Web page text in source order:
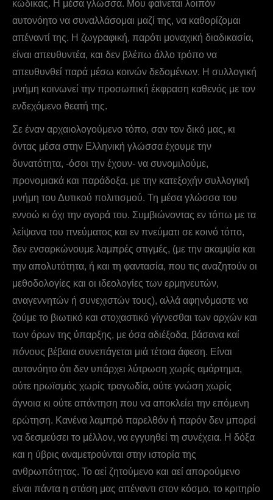
κώδικας. Η μέσα γλώσσα. Μου φαίνεται λοιπόν
αυτονόητο να συναλλάσομαι μαζί της, να καθορίζομαι
απέναντί της. H ζωγραφική, παρότι μοναχική διαδικασία,
είναι απευθυντέα, και δεν βλέπω άλλο τρόπο να
απευθυνθεί παρά μέσω κοινών δεδομένων. Η συλλογική
μνήμη κοινωνεί την προσωπική έκφραση καθενός με τον
ενδεχόμενο θεατή της.
Σε έναν αρχαιολογούμενο τόπο, σαν τον δικό μας, κι
όντας μέσα στην Eλληνική γλώσσα έχουμε την
δυνατότητα, -όσοι την έχουν- να συνομιλούμε,
προνομιακά και παράδοξα, με την κατεξοχήν συλλογική
μνήμη του Δυτικού πολιτισμού. Τη μέσα γλώσσα του
εννοώ κι όχι την αγορά του. Συμβιώνοντας εν τόπω με τα
λείψανα του πνεύματος και εν πνεύματι σε κοινό τόπο,
δεν ενσαρκώνουμε λαμπρές στιγμές, (με την ακαμψία και
την απολυτότητα, ή και τη φαντασία, που τις αναζητούν οι
μεθοδολογίες και οι ιδεολογίες των ερμηνευτών,
αναγεννητών ή συνεχιστών τους), αλλά αφηνόμαστε να
ζούμε το βιωτικό και στοχαστικό γίγνεσθαι των αρχών και
των όρων της ύπαρξης, με όσα αδιέξοδα, βάσανα καί
πόνους βέβαια συνεπάγεται μιά τέτοια άφεση. Eίναι
αυτονόητο ότι δεν υπάρχει λύτρωση χωρίς αμάρτημα,
ούτε ηρωϊσμός χωρίς τραγωδία, ούτε γνώση χωρίς
άγνοια κι ούτε απάντηση που να αποκλείει την επόμενη
ερώτηση. Κανένα λαμπρό παρελθόν ή παρόν δεν μπορεί
να δεσμεύσει το μέλλον, να εγγυηθεί τη συνέχεια. Η δόξα
και η ύβρις αναμετρούνται στην ιστορία της
ανθρωπότητας. Το αεί ζητούμενο και αεί απορούμενο
είναι πάντα η στάση μας απέναντι στον κόσμο, το κριτηρίο